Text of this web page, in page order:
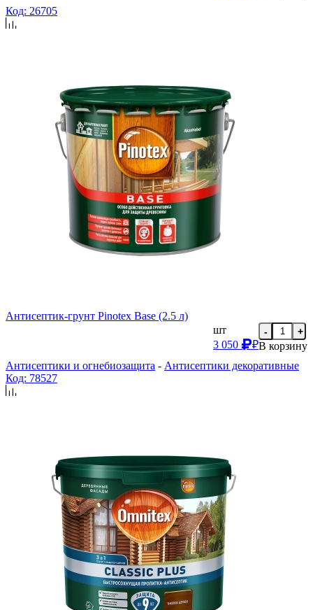
Код: 26705
Антисептик-грунт Pinotex Base (2.5 л)
шт
3 050
₽
- +
В корзину
Антисептики и огнебиозащита - Антисептики декоративные
Код: 78527